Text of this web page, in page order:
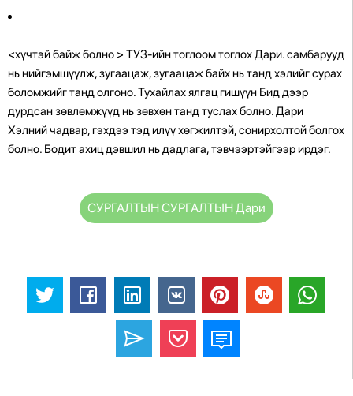
<хүчтэй байж болно > ТУЗ-ийн тоглоом тоглох Дари.самбарууд
нь нийгэмшүүлж, зугаацаж, зугаацаж байх нь танд хэлийг сурах
боломжийг танд олгоно.Тухайлах ялгац гишүүн Бид дээр
дурдсан зөвлөмжүүд нь зөвхөн танд туслах болно. Дари
Хэлний чадвар, гэхдээ тэд илүү хөгжилтэй, сонирхолтой болгох
болно. Бодит ахиц дэвшил нь дадлага, тэвчээртэйгээр ирдэг.
СУРГАЛТЫН СУРГАЛТЫН Дари